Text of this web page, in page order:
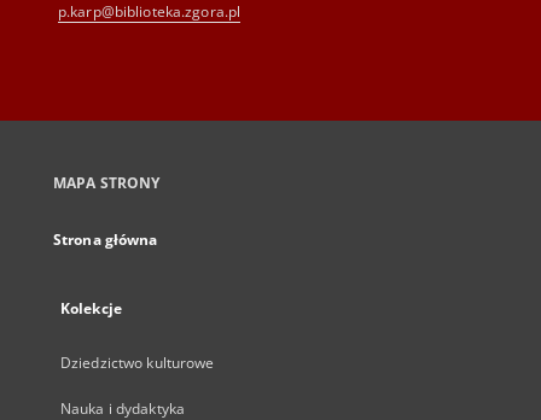
p.karp@biblioteka.zgora.pl
MAPA STRONY
Strona główna
Kolekcje
Dziedzictwo kulturowe
Nauka i dydaktyka